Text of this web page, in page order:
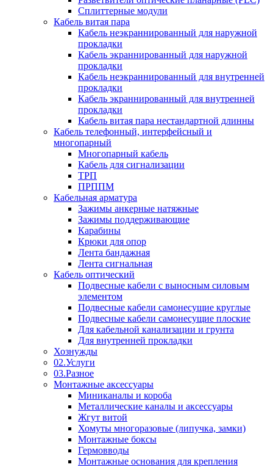
Сплиттерные модули
Кабель витая пара
Кабель неэкраннированный для наружной
прокладки
Кабель экраннированный для наружной
прокладки
Кабель неэкраннированный для внутренней
прокладки
Кабель экраннированный для внутренней
прокладки
Кабель витая пара нестандартной длинны
Кабель телефонный, интерфейсный и
многопарный
Многопарный кабель
Кабель для сигнализации
ТРП
ПРППМ
Кабельная арматура
Зажимы анкерные натяжные
Зажимы поддерживающие
Карабины
Крюки для опор
Лента бандажная
Лента сигнальная
Кабель оптический
Подвесные кабели с выносным силовым
элементом
Подвесные кабели самонесущие круглые
Подвесные кабели самонесущие плоские
Для кабельной канализации и грунта
Для внутренней прокладки
Хознужды
02.Услуги
03.Разное
Монтажные аксессуары
Миниканалы и короба
Металлические каналы и аксессуары
Жгут витой
Хомуты многоразовые (липучка, замки)
Монтажные боксы
Гермовводы
Монтажные основания для крепления